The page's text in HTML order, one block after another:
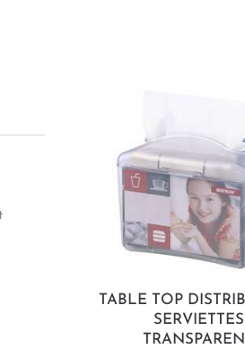
TABLE TOP
SERVIETTES